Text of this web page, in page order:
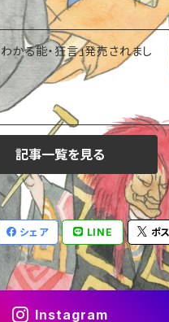
かる能・狂言」発売されまし
記事一覧を見る
シェア LINE ポ
Instagram